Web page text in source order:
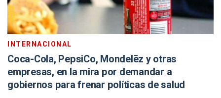
INTERNACIONAL
Coca-Cola, PepsiCo, Mondelēz y otras
empresas, en la mira por demandar a
gobiernos para frenar políticas de salud